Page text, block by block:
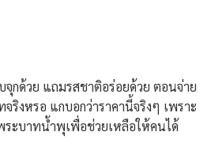
กด้วย แถมรสชาติอร่อยด้วย ตอนจ่าย
จริงหรอ แกบอกว่าราคานี้จริงๆ เพราะ
ะบาทน้ำพุเพื่อช่วยเหลือให้คนได้